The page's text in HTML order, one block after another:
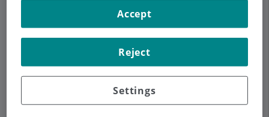
Horari
Donación de embriones
Settings
Reject
Accept